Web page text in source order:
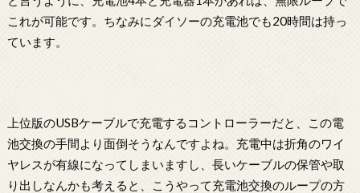
これが可能です。ちなみにダイソーの充電池でも20時間は持っ
ています。
上位版のUSBケーブルで充電するコントローラーだと、この電
池交換の手間より面倒そうなんですよね。充電中は折角のワイ
ヤレスが有線になってしまいますし、長いケーブルの保管や取
り出しなんかも考えると、こうやって充電池交換のループの方